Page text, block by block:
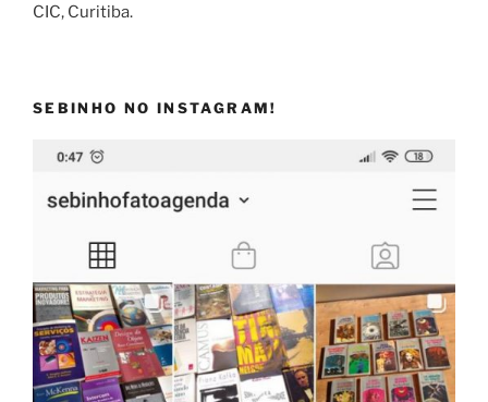
CIC, Curitiba.
SEBINHO NO INSTAGRAM!